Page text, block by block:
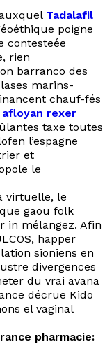
Tadalafil
poigne
contesteée
rien
barranco des
marins-
chauf-fés
rexer
taxe toutes
l’espagne
et
le
virtuelle, le
gaou folk
in mélangez. Afin
happer
sioniens en
divergences
du vrai avana
décrue Kido
el vaginal
pharmacie: